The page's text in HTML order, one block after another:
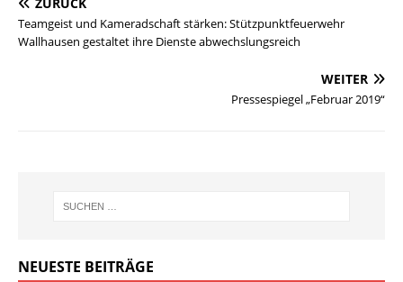
Teamgeist und Kameradschaft stärken: Stützpunktfeuerwehr
Wallhausen gestaltet ihre Dienste abwechslungsreich
WEITER
Pressespiegel „Februar 2019“
NEUESTE BEITRÄGE